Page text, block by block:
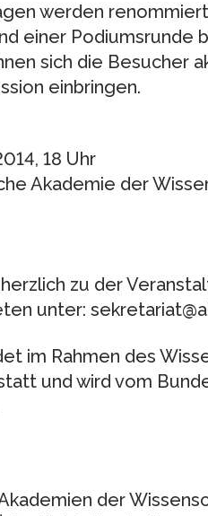
werden
einer Podiumsrunde
sich die Besucher
einbringen.
18 Uhr
Akademie der
zu der
unter:
im Rahmen des
und wird vom
der